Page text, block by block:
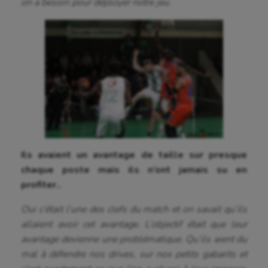
Aviron
Ballon au poing
Baseball
Billard
Canoë-kayak
Cheerleading
Course à pied
Ils avaient un avantage de taille sur presque
chaque poste mais ils n’ont jamais su en
profiter..
Oui c’était l’une des clefs du match et on savait qu’ils
allaient avoir cet avantage. L’objectif était que leur
avantage devienne une problématique. Qu’ils aient du
mal à défendre nos drives, sur nos petits gabarits et